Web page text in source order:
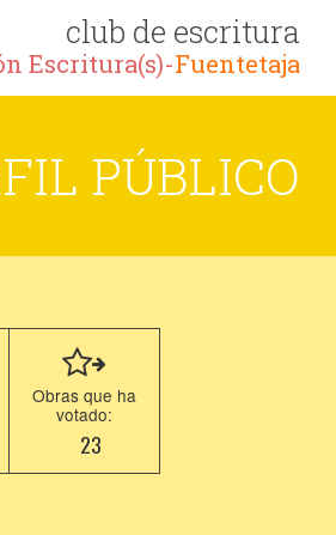
club de escritura
Escritura(s)-Fuentetaja
PÚBLICO
Obras que ha
votado:
23